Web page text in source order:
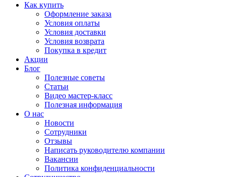
Как купить
Оформление заказа
Условия оплаты
Условия доставки
Условия возврата
Покупка в кредит
Акции
Блог
Полезные советы
Статьи
Видео мастер-класс
Полезная информация
О нас
Новости
Сотрудники
Отзывы
Написать руководителю компании
Вакансии
Политика конфиденциальности